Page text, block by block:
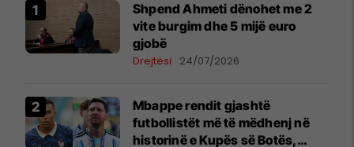
Shpend Ahmeti dënohet me 2
vite burgim dhe 5 mijë euro
gjobë
Drejtësi 24/07/2026
Mbappe rendit gjashtë
futbollistët më të mëdhenj në
historinë e Kupës së Botës,